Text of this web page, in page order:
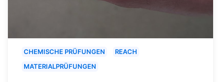
CHEMISCHE PRÜFUNGEN
REACH
MATERIALPRÜFUNGEN